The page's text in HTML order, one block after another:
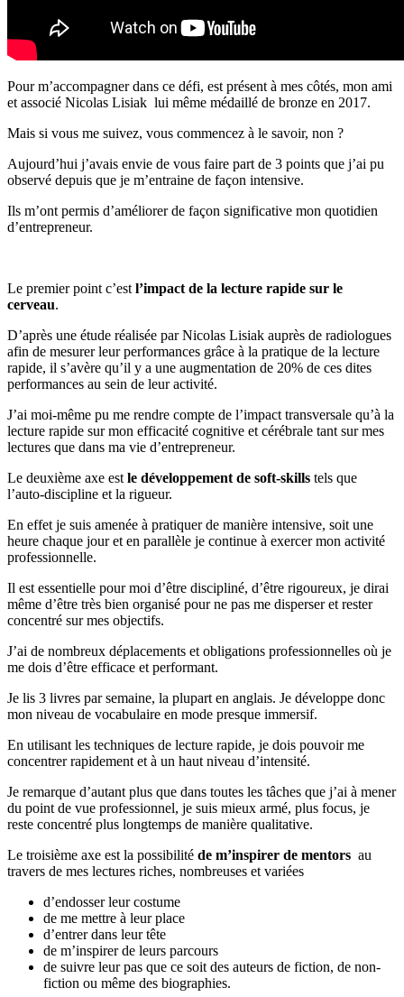
Pour m’accompagner dans ce défi, est présent à mes côtés, mon ami
et associé Nicolas Lisiak lui même médaillé de bronze en 2017.
Mais si vous me suivez, vous commencez à le savoir, non ?
Aujourd’hui j’avais envie de vous faire part de 3 points que j’ai pu
observé depuis que je m’entraine de façon intensive.
Ils m’ont permis d’améliorer de façon significative mon quotidien
d’entrepreneur.
Le premier point c’est l’impact de la lecture rapide sur le
cerveau.
D’après une étude réalisée par Nicolas Lisiak auprès de radiologues
afin de mesurer leur performances grâce à la pratique de la lecture
rapide, il s’avère qu’il y a une augmentation de 20% de ces dites
performances au sein de leur activité.
J’ai moi-même pu me rendre compte de l’impact transversale qu’à la
lecture rapide sur mon efficacité cognitive et cérébrale tant sur mes
lectures que dans ma vie d’entrepreneur.
Le deuxième axe est le développement de soft-skills tels que
l’auto-discipline et la rigueur.
En effet je suis amenée à pratiquer de manière intensive, soit une
heure chaque jour et en parallèle je continue à exercer mon activité
professionnelle.
Il est essentielle pour moi d’être discipliné, d’être rigoureux, je dirai
même d’être très bien organisé pour ne pas me disperser et rester
concentré sur mes objectifs.
J’ai de nombreux déplacements et obligations professionnelles où je
me dois d’être efficace et performant.
Je lis 3 livres par semaine, la plupart en anglais. Je développe donc
mon niveau de vocabulaire en mode presque immersif.
En utilisant les techniques de lecture rapide, je dois pouvoir me
concentrer rapidement et à un haut niveau d’intensité.
Je remarque d’autant plus que dans toutes les tâches que j’ai à mener
du point de vue professionnel, je suis mieux armé, plus focus, je
reste concentré plus longtemps de manière qualitative.
Le troisième axe est la possibilité de m’inspirer de mentors au
travers de mes lectures riches, nombreuses et variées
d’endosser leur costume
de me mettre à leur place
d’entrer dans leur tête
de m’inspirer de leurs parcours
de suivre leur pas que ce soit des auteurs de fiction, de non-
fiction ou même des biographies.